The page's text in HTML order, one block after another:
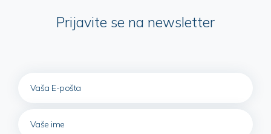
Prijavite se na newsletter